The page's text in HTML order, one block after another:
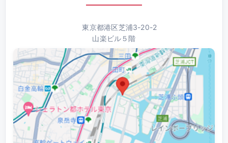
東京都港区芝浦3-20-2
山楽ビル５階